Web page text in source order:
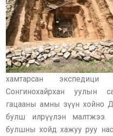
хамтарсан экспедици
Сонгинохайрхан уулын
гацааны амны зүүн хойно
булш илрүүлэн малтжээ.
булшны хойд хажуу руу